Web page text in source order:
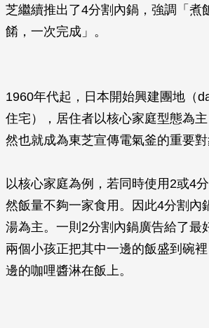
芝繼續推出了4分割內鍋，強調「煮
餚，一次完成」。
1960年代起，日本開始興建團地（
住宅），居住者以核心家庭型態為
然也就成為東芝宣傳電氣釜的重要對
以核心家庭為例，若同時使用2或4
然飯量不夠一家食用。因此4分割內
湯為主。一則2分割內鍋廣告給了最
兩個小孩正把其中一邊的飯盛到碗
邊的咖哩醬淋在飯上。